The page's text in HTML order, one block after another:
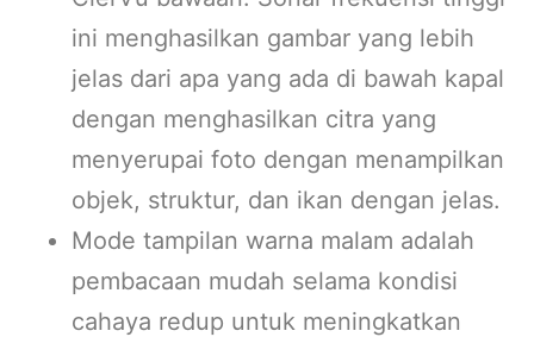
ini menghasilkan gambar yang lebih
jelas dari apa yang ada di bawah kapal
dengan menghasilkan citra yang
menyerupai foto dengan menampilkan
objek, struktur, dan ikan dengan jelas.
Mode tampilan warna malam adalah
pembacaan mudah selama kondisi
cahaya redup untuk meningkatkan